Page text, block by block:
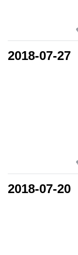
2018-07-27
2018-07-20